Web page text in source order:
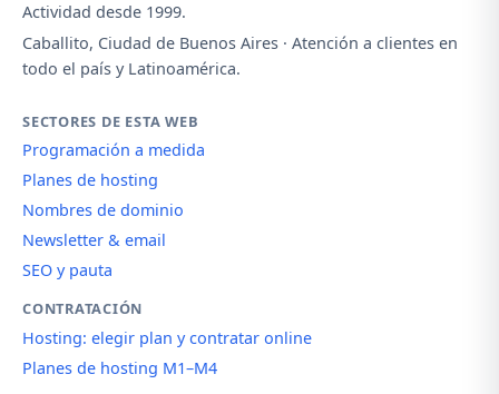
Actividad desde 1999.
Caballito, Ciudad de Buenos Aires · Atención a clientes en
todo el país y Latinoamérica.
SECTORES DE ESTA WEB
Programación a medida
Planes de hosting
Nombres de dominio
Newsletter & email
SEO y pauta
CONTRATACIÓN
Hosting: elegir plan y contratar online
Planes de hosting M1–M4